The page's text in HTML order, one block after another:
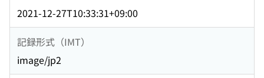
2021-12-27T10:33:31+09:00
記録形式（IMT）
image/jp2